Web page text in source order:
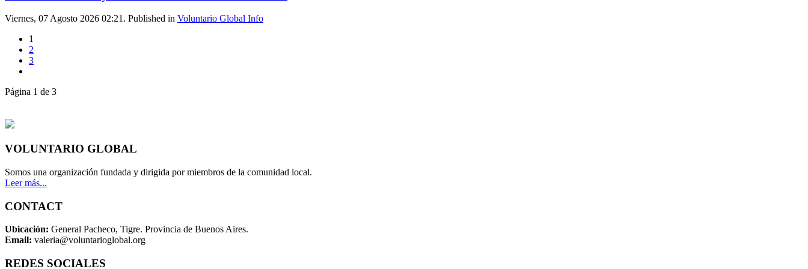
Viernes, 07 Agosto 2026 02:21. Published in Voluntario Global Info
1
2
3
Página 1 de 3
VOLUNTARIO GLOBAL
Somos una organización fundada y dirigida por miembros de la comunidad local.
Leer más...
CONTACT
Ubicación: General Pacheco, Tigre. Provincia de Buenos Aires.
Email: valeria@voluntarioglobal.org
REDES SOCIALES